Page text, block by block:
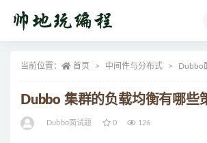
当前位置： 首页 中间件与分布式 Dubbo
Dubbo 集群的负载均衡有哪些
Dubbo面试题 0 126